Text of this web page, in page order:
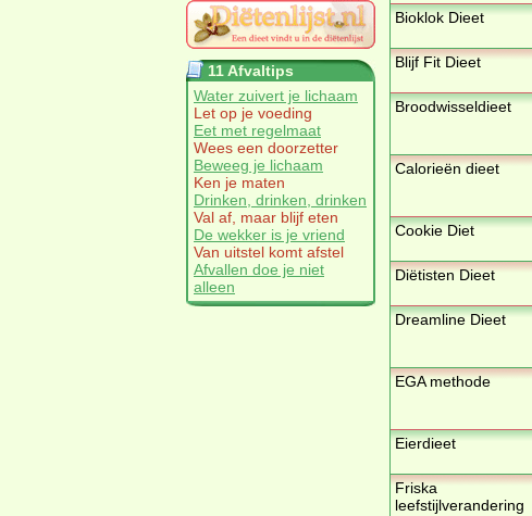
11 Afvaltips
Water zuivert je lichaam
Let op je voeding
Eet met regelmaat
Wees een doorzetter
Beweeg je lichaam
Ken je maten
Drinken, drinken, drinken
Val af, maar blijf eten
De wekker is je vriend
Van uitstel komt afstel
Afvallen doe je niet
alleen
Bioklok Dieet
Blijf Fit Dieet
Broodwisseldieet
Calorieën dieet
Cookie Diet
Diëtisten Dieet
Dreamline Dieet
EGA methode
Eierdieet
Friska
leefstijlverandering